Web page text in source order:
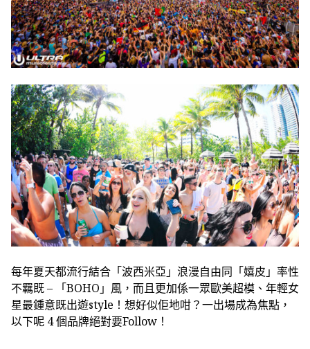
每年夏天都流行結合「波西米亞」浪漫自由同「嬉皮」率性
不羈既 – 「BOHO」風，而且更加係一眾歐美超模、年輕女
星最鍾意既出遊style！想好似佢地咁？一出場成為焦點，
以下呢 4 個品牌絕對要Follow！